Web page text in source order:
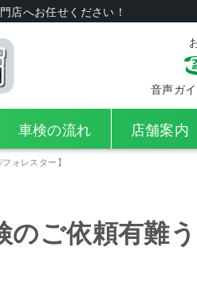
店へお任せください！
音声ガ
車検の流れ 店舗案内
ォレスター】
のご依頼有難